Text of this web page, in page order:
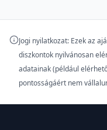
Jogi nyilatkozat: Ezek az
diszkontok nyilvánosan
adatainak (például
pontosságáért nem